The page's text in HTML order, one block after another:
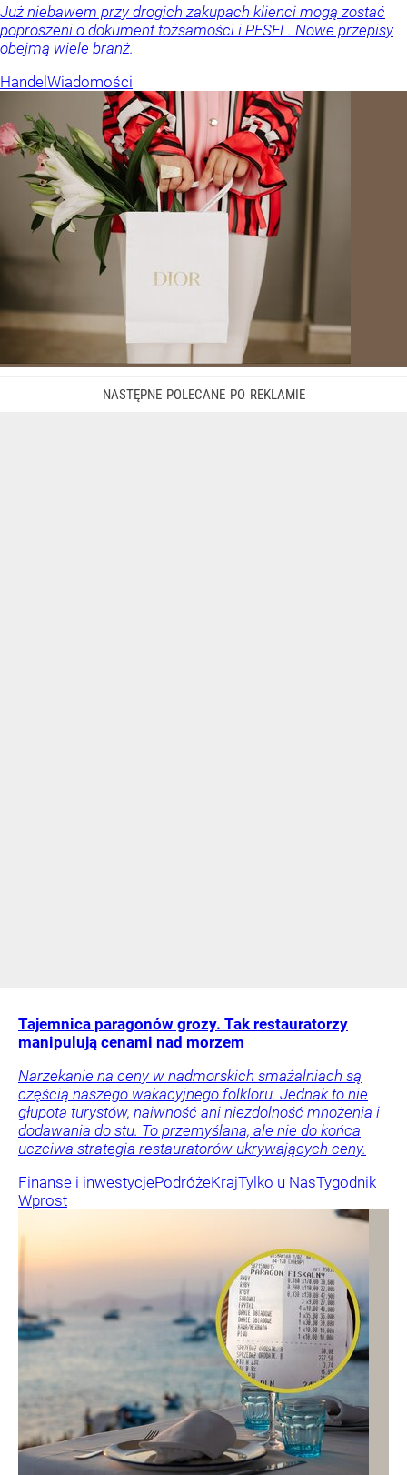
Już niebawem przy drogich zakupach klienci mogą zostać
poproszeni o dokument tożsamości i PESEL. Nowe przepisy
obejmą wiele branż.
Handel Wiadomości
Tajemnica paragonów grozy. Tak restauratorzy
manipulują cenami nad morzem
Narzekanie na ceny w nadmorskich smażalniach są
częścią naszego wakacyjnego folkloru. Jednak to nie
głupota turystów, naiwność ani niezdolność mnożenia i
dodawania do stu. To przemyślana, ale nie do końca
uczciwa strategia restauratorów ukrywających ceny.
Finanse i inwestycjePodróżeKrajTylko u NasTygodnik
Wprost